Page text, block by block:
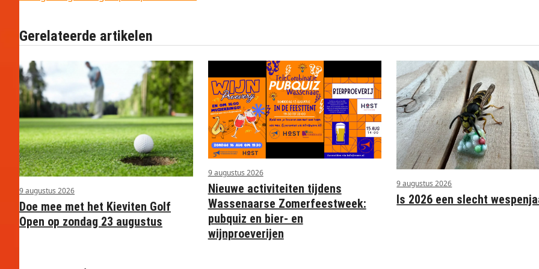
Gerelateerde artikelen
9 augustus 2026
Doe mee met het Kieviten Golf
Open op zondag 23 augustus
9 augustus 2026
Nieuwe activiteiten tijdens
Wassenaarse Zomerfeestweek:
pubquiz en bier- en
wijnproeverijen
9 augustus 2026
Is 2026 een slecht